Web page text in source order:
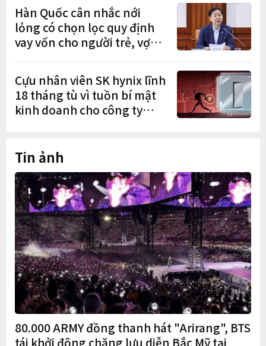
Hàn Quốc cân nhắc nới
lỏng có chọn lọc quy định
vay vốn cho người trẻ, vợ
Cựu nhân viên SK hynix lĩnh
18 tháng tù vì tuồn bí mật
kinh doanh cho công ty
Tin ảnh
80.000 ARMY đồng thanh hát "Arirang", BTS
tái khởi động chặng lưu diễn Bắc Mỹ tại